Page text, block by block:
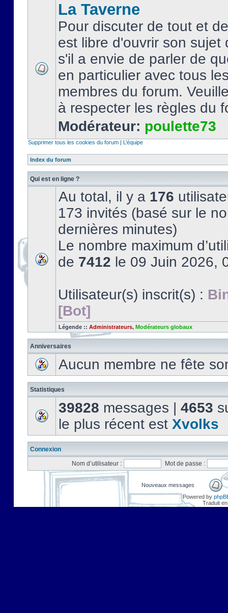
La Taverne
Pour discuter de tout et
est libre d'ouvrir son sujet
s'il a envie de parler de
en particulier avec tous
membres du forum.
à respecter les règles du
Modérateur: poulette73
Supprimer tous les cookies du forum | L’équipe
Index du forum
Qui est en ligne ?
Au total, il y a 176
173 invités (basé sur le
dernières minutes)
Le nombre maximum
de 7412 le 09 Juin 2026,
Utilisateur(s) inscrit(s) :
[Bot]
Légende :: Administrateurs, Modérateurs globaux
Anniversaires
Aucun membre ne fête
Statistiques
39828 messages | 4653
le plus récent est Xvolks
Connexion
Nom d’utilisateur :
Mot de passe :
Nouveaux messages
Powered by
Traduit